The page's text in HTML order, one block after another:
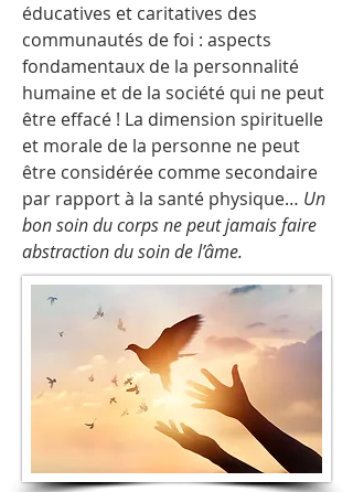
éducatives et caritatives des
communautés de foi : aspects
fondamentaux de la personnalité
humaine et de la société qui ne peut
être effacé ! La dimension spirituelle
et morale de la personne ne peut
être considérée comme secondaire
par rapport à la santé physique… Un
bon soin du corps ne peut jamais faire
abstraction du soin de l’âme.